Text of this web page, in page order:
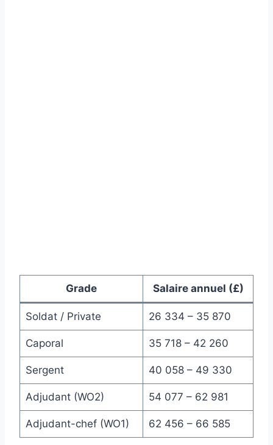
Grade Salaire annuel (£)
Soldat / Private 26 334 – 35 870
Caporal 35 718 – 42 260
Sergent 40 058 – 49 330
Adjudant (WO2) 54 077 – 62 981
Adjudant-chef (WO1) 62 456 – 66 585